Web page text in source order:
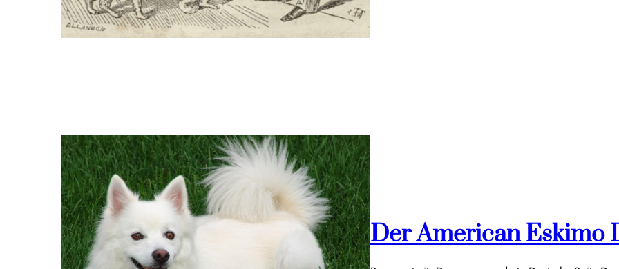
Der American Eskimo